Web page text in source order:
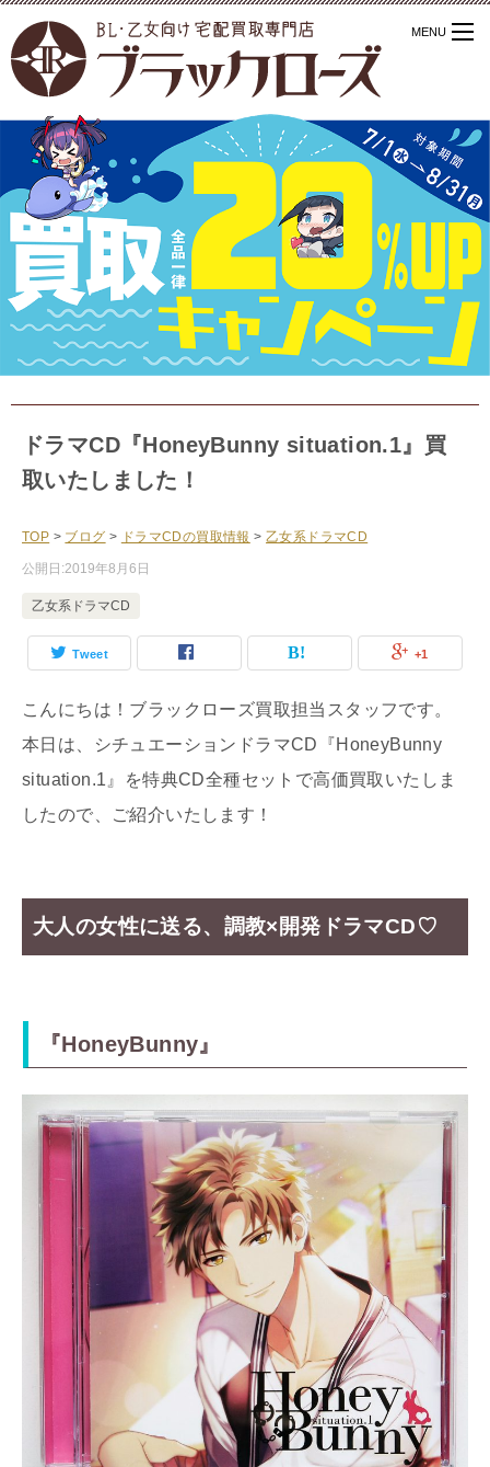
ドラマCD『HoneyBunny situation.1』買
取いたしました！
TOP > ブログ > ドラマCDの買取情報 >乙女系ドラマCD
公開日:2019年8月6日
乙女系ドラマCD
Tweet +1
こんにちは！ブラックローズ買取担当スタッフです。
本日は、シチュエーションドラマCD『HoneyBunny
situation.1』を特典CD全種セットで高価買取いたしま
したので、ご紹介いたします！
大人の女性に送る、調教×開発ドラマCD♡
『HoneyBunny』